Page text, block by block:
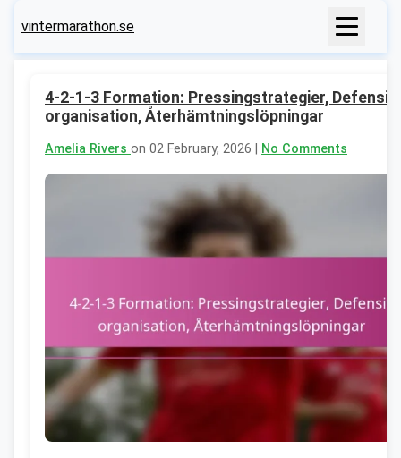
vintermarathon.se
4-2-1-3 Formation: Pressingstrategier, Defensiv
organisation, Återhämtningslöpningar
Amelia Rivers on 02 February, 2026 | No Comments